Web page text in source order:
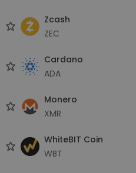
Zcash
ZEC
Cardano
ADA
Monero
XMR
WhiteBIT Coin
WBT